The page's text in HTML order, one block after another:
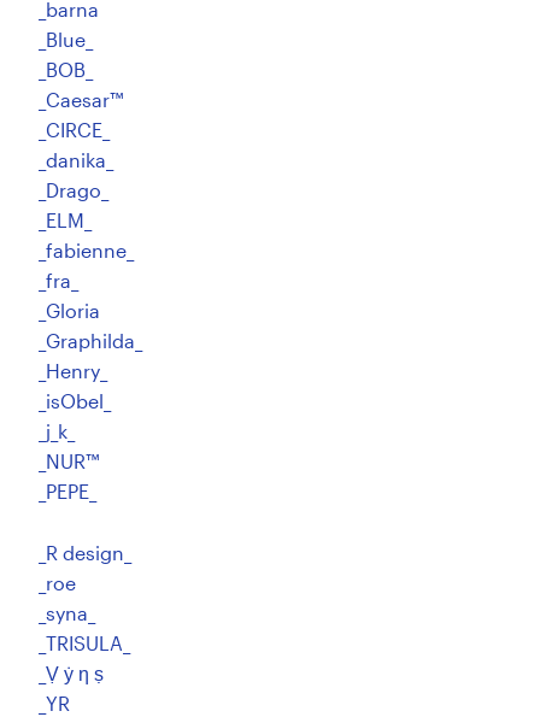
_barna
_Blue_
_BOB_
_Caesar™
_CIRCE_
_danika_
_Drago_
_ELM_
_fabienne_
_fra_
_Gloria
_Graphilda_
_Henry_
_isObel_
_j_k_
_NUR™
_PEPE_
_R design_
_roe
_syna_
_TRISULA_
_Ṿ ẏ ƞ ṣ
_YR
Recursos
Precios
Hágase diseñador
Blog